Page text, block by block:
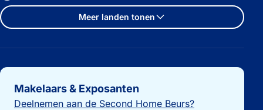
Meer landen tonen
Belangrijke links
Makelaars & Exposanten
Deelnemen aan de Second Home Beurs?